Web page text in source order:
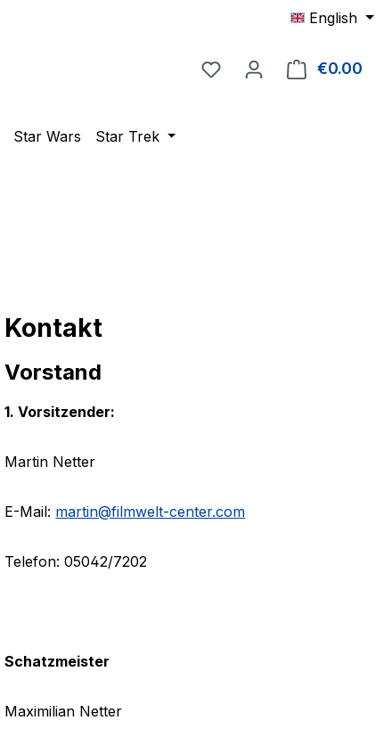
English
You have 0 wishlist
€0.00
Star Wars Star Trek
Kontakt
Vorstand
1. Vorsitzender:
Martin Netter
E-Mail: martin@filmwelt-center.com
Telefon: 05042/7202
Schatzmeister
Maximilian Netter